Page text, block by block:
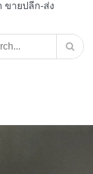
ขายปลีก-ส่ง